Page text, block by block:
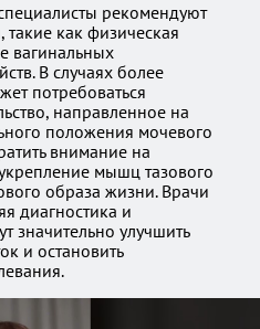
рекомендуют
как физическая
вагинальных
В случаях более
потребоваться
направленное на
положения мочевого
внимание на
мышц тазового
образа жизни. Врачи
диагностика и
значительно улучшить
и остановить